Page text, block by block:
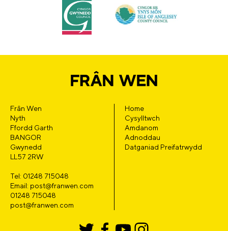
Frân Wen
Nyth
Ffordd Garth
BANGOR
Gwynedd
LL57 2RW
Tel: 01248 715048
Email: post@franwen.com
01248 715048
post@franwen.com
Home
Cysylltwch
Amdanom
Adnoddau
Datganiad Preifatrwydd